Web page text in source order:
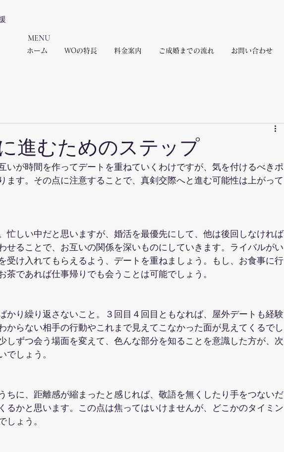
​MENU
ホーム WOの特長 料金案内 ご成婚までの流れ お問い合わせ
進むためのステップ
いが時間を作ってデートを重ねていくわけですが、気を付けるべきポ
ます。その点に注意することで、真剣交際へと進む可能性は上がって
忙しい中だと思いますが、婚活を最優先にして、他は後回しなければ
せることで、お互いの関係を深いものにしていきます。ライバルがい
受け入れてもらえるよう、デートを重ねましょう。もし、お食事に行
茶であれば仕事帰りでも会うことは可能でしょう。
かり繰り返さないこと。３回目４回目ともなれば、屋外デートも経験
からない相手の行動やこれまで見えてこなかった面が見えてくるでし
しずつ会う場面を変えて、色んな部分を知ることを意識した方が、次
でしょう。
ちに、距離感が縮まったと感じれば、敬語を無くしたり手をつないだ
るかと思います。この点は焦ってはいけませんが、どこかのタイミン
しょう。